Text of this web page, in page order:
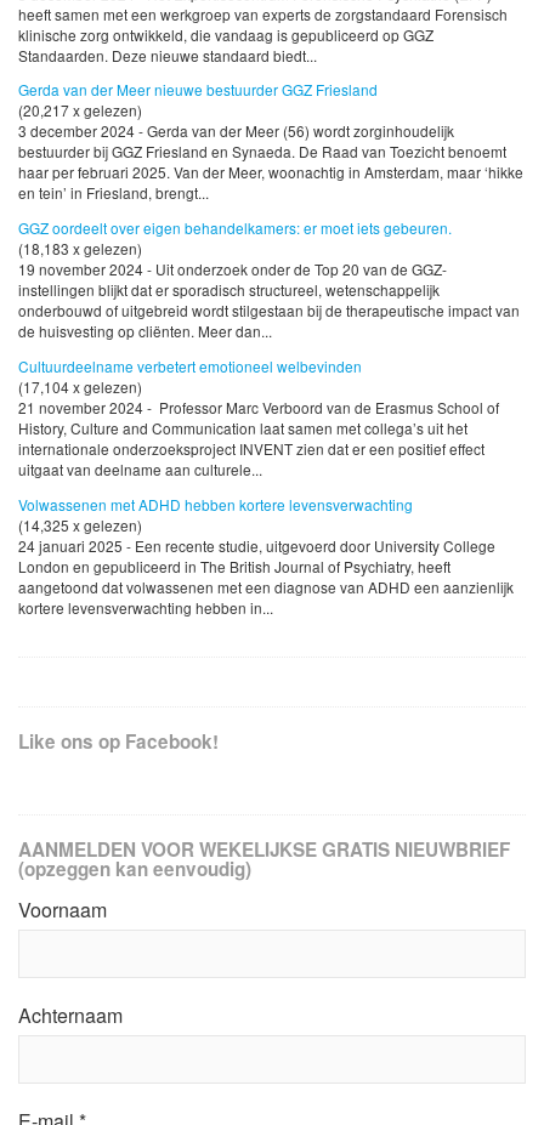
heeft samen met een werkgroep van experts de zorgstandaard Forensisch
klinische zorg ontwikkeld, die vandaag is gepubliceerd op GGZ
Standaarden. Deze nieuwe standaard biedt...
Gerda van der Meer nieuwe bestuurder GGZ Friesland
(20,217 x gelezen)
3 december 2024 - Gerda van der Meer (56) wordt zorginhoudelijk
bestuurder bij GGZ Friesland en Synaeda. De Raad van Toezicht benoemt
haar per februari 2025. Van der Meer, woonachtig in Amsterdam, maar ‘hikke
en tein’ in Friesland, brengt...
GGZ oordeelt over eigen behandelkamers: er moet iets gebeuren.
(18,183 x gelezen)
19 november 2024 - Uit onderzoek onder de Top 20 van de GGZ-
instellingen blijkt dat er sporadisch structureel, wetenschappelijk
onderbouwd of uitgebreid wordt stilgestaan bij de therapeutische impact van
de huisvesting op cliënten. Meer dan...
Cultuurdeelname verbetert emotioneel welbevinden
(17,104 x gelezen)
21 november 2024 - Professor Marc Verboord van de Erasmus School of
History, Culture and Communication laat samen met collega’s uit het
internationale onderzoeksproject INVENT zien dat er een positief effect
uitgaat van deelname aan culturele...
Volwassenen met ADHD hebben kortere levensverwachting
(14,325 x gelezen)
24 januari 2025 - Een recente studie, uitgevoerd door University College
London en gepubliceerd in The British Journal of Psychiatry, heeft
aangetoond dat volwassenen met een diagnose van ADHD een aanzienlijk
kortere levensverwachting hebben in...
Like ons op Facebook!
AANMELDEN VOOR WEKELIJKSE GRATIS NIEUWBRIEF
(opzeggen kan eenvoudig)
Voornaam
Achternaam